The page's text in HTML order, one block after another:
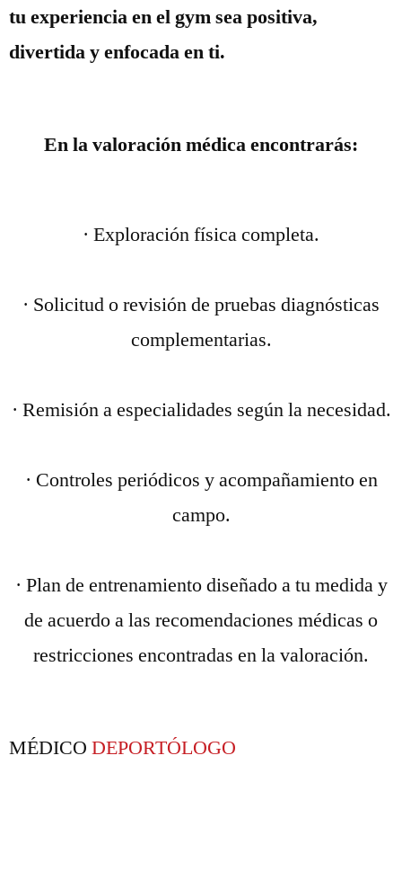
tu experiencia en el gym sea positiva,
divertida y enfocada en ti.
En la valoración médica encontrarás:
· Exploración física completa.
· Solicitud o revisión de pruebas diagnósticas
complementarias.
· Remisión a especialidades según la necesidad.
· Controles periódicos y acompañamiento en
campo.
· Plan de entrenamiento diseñado a tu medida y
de acuerdo a las recomendaciones médicas o
restricciones encontradas en la valoración.
MÉDICO DEPORTÓLOGO